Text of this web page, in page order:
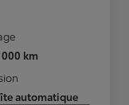
000 km
automatique